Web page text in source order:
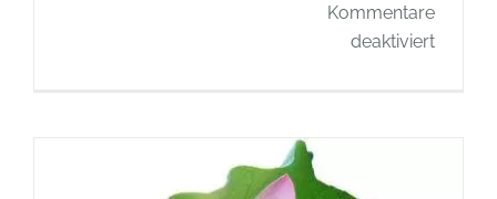
Kommentare
deaktiviertfür